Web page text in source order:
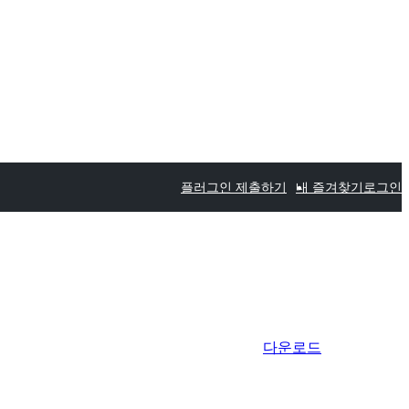
플러그인 제출하기 내 즐겨찾기 로그인
다운로드